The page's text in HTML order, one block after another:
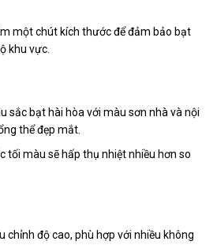
một chút kích thước để đảm bảo bạt
khu vực.
sắc bạt hài hòa với màu sơn nhà và nội
thể đẹp mắt.
tối màu sẽ hấp thụ nhiệt nhiều hơn so
chỉnh độ cao, phù hợp với nhiều không